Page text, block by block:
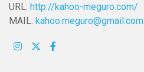
URL: http://kahoo-meguro.com/
MAIL: kahoo.meguro@gmail.com